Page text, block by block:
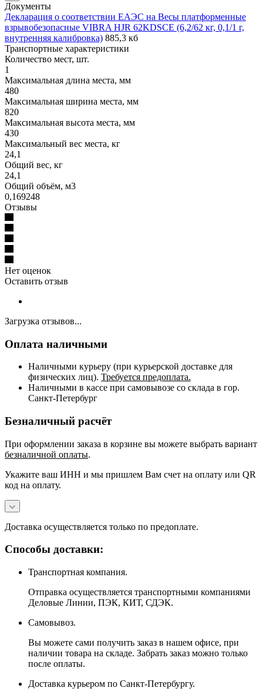
Документы
Декларация о соответствии ЕАЭС на Весы платформенные
взрывобезопасные VIBRA HJR 62KDSCE (6,2/62 кг, 0,1/1 г,
внутренняя калибровка) 885,3 кб
Транспортные характеристики
Количество мест, шт.
1
Максимальная длина места, мм
480
Максимальная ширина места, мм
820
Максимальная высота места, мм
430
Максимальный вес места, кг
24,1
Общий вес, кг
24,1
Общий объём, м3
0,169248
Отзывы
Нет оценок
Оставить отзыв
Загрузка отзывов...
Оплата наличными
Наличными курьеру (при курьерской доставке для
физических лиц). Требуется предоплата.
Наличными в кассе при самовывозе со склада в гор.
Санкт-Петербург
Безналичный расчёт
При оформлении заказа в корзине вы можете выбрать вариант
безналичной оплаты.
Укажите ваш ИНН и мы пришлем Вам счет на оплату или QR
код на оплату.
Доставка осуществляется только по предоплате.
Способы доставки:
Транспортная компания.
Отправка осуществляется транспортными компаниями
Деловые Линии, ПЭК, КИТ, СДЭК.
Самовывоз.
Вы можете сами получить заказ в нашем офисе, при
наличии товара на складе. Забрать заказ можно только
после оплаты.
Доставка курьером по Санкт-Петербургу.